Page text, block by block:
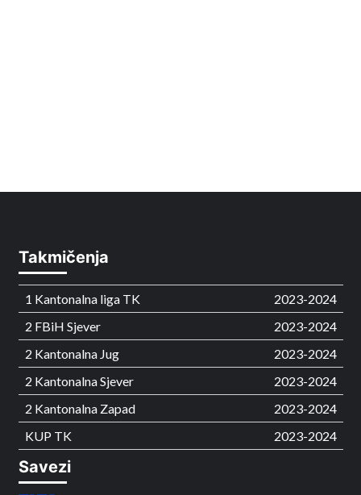
Takmičenja
1 Kantonalna liga TK
2023-2024
2 FBiH Sjever
2023-2024
2 Kantonalna Jug
2023-2024
2 Kantonalna Sjever
2023-2024
2 Kantonalna Zapad
2023-2024
KUP TK
2023-2024
Savezi